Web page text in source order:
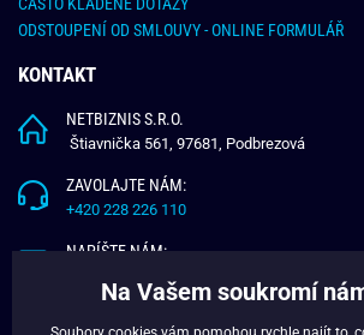
ODSTOUPENÍ OD SMLOUVY - ONLINE FORMULÁŘ
KONTAKT
NETBIZNIS S.R.O.
Štiavnička 561, 97681, Podbrezová
ZAVOLAJTE NÁM:
+420 228 226 110
NAPÍŠTE NÁM:
Na Vašem soukromí